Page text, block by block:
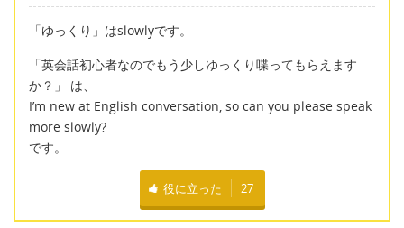
「ゆっくり」はslowlyです。
「英会話初心者なのでもう少しゆっくり喋ってもらえます
か？」 は、
I’m new at English conversation, so can you please speak
more slowly?
です。
役に立った 27